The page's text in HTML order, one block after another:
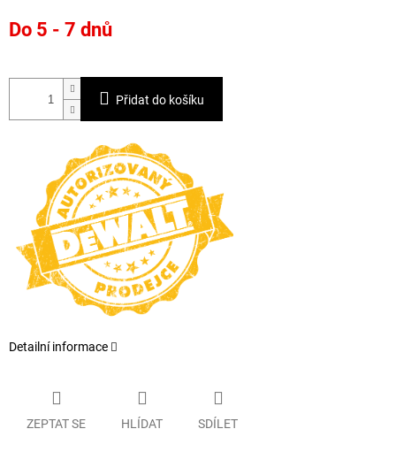
cena:
Do 5 - 7 dnů
Přidat do košíku
Detailní informace
ZEPTAT SE HLÍDAT SDÍLET